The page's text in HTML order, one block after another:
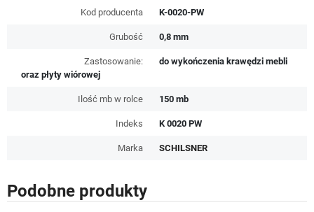
Kod producenta K-0020-PW
Grubość 0,8 mm
Zastosowanie:
do wykończenia krawędzi mebli
oraz płyty wiórowej
Ilość mb w rolce 150 mb
Indeks K 0020 PW
Marka SCHILSNER
Podobne produkty